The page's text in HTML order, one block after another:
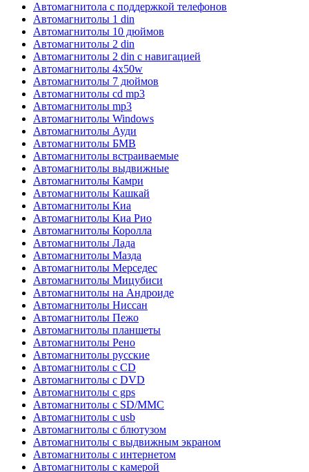
Автомагнитола с поддержкой телефонов
Автомагнитолы 1 din
Автомагнитолы 10 дюймов
Автомагнитолы 2 din
Автомагнитолы 2 din с навигацией
Автомагнитолы 4х50w
Автомагнитолы 7 дюймов
Автомагнитолы cd mp3
Автомагнитолы mp3
Автомагнитолы Windows
Автомагнитолы Ауди
Автомагнитолы БМВ
Автомагнитолы встраиваемые
Автомагнитолы выдвижные
Автомагнитолы Камри
Автомагнитолы Кашкай
Автомагнитолы Киа
Автомагнитолы Киа Рио
Автомагнитолы Королла
Автомагнитолы Лада
Автомагнитолы Мазда
Автомагнитолы Мерседес
Автомагнитолы Мицубиси
Автомагнитолы на Андроиде
Автомагнитолы Ниссан
Автомагнитолы Пежо
Автомагнитолы планшеты
Автомагнитолы Рено
Автомагнитолы русские
Автомагнитолы с CD
Автомагнитолы с DVD
Автомагнитолы с gps
Автомагнитолы с SD/MMC
Автомагнитолы с usb
Автомагнитолы с блютузом
Автомагнитолы с выдвижным экраном
Автомагнитолы с интернетом
Автомагнитолы с камерой